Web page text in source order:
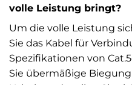
volle Leistung bringt?
Um die volle Leistung
Sie das Kabel für
Spezifikationen von
Sie übermäßige